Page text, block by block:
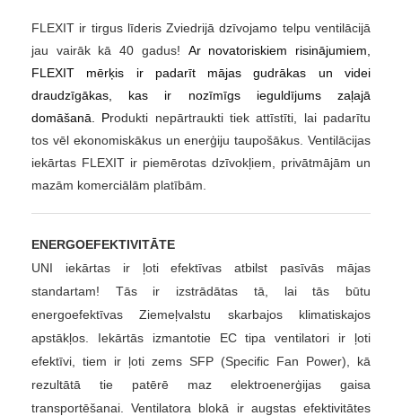
FLEXIT ir tirgus līderisZviedrijā dzīvojamo telpu ventilācijā
jau vairāk kā 40 gadus! Ar novatoriskiem risinājumiem,
FLEXIT mērķis ir padarīt mājas gudrākas un videi
draudzīgākas, kas ir nozīmīgs ieguldījums zaļajā
domāšanā. Produkti nepārtraukti tiek attīstīti, lai padarītu
tos vēl ekonomiskākus un enerģiju taupošākus. Ventilācijas
iekārtas FLEXIT ir piemērotas dzīvokļiem, privātmājām un
mazām komerciālām platībām.
ENERGOEFEKTIVITĀTE
UNI iekārtas ir ļoti efektīvas atbilst pasīvās mājas
standartam! Tās ir izstrādātas tā, lai tās būtu
energoefektīvas Ziemeļvalstu skarbajos klimatiskajos
apstākļos. Iekārtās izmantotie EC tipa ventilatori ir ļoti
efektīvi, tiem ir ļoti zems SFP (Specific Fan Power), kā
rezultātā tie patērē maz elektroenerģijas gaisa
transportēšanai. Ventilatora blokā ir augstas efektivitātes